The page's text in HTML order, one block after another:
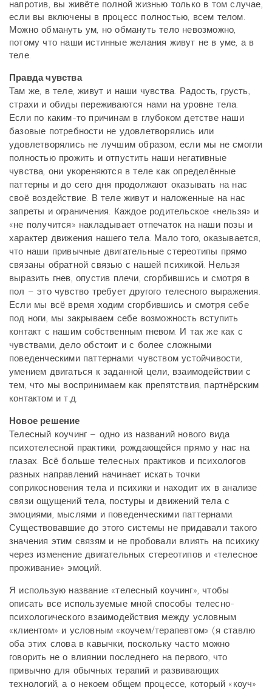
напротив, вы живёте полной жизнью только в том случае,
если вы включены в процесс полностью, всем телом.
Можно обмануть ум, но обмануть тело невозможно,
потому что наши истинные желания живут не в уме, а в
теле.
Правда чувства
Там же, в теле, живут и наши чувства. Радость, грусть,
страхи и обиды переживаются нами на уровне тела.
Если по каким-то причинам в глубоком детстве наши
базовые потребности не удовлетворялись или
удовлетворялись не лучшим образом, если мы не смогли
полностью прожить и отпустить наши негативные
чувства, они укореняются в теле как определённые
паттерны и до сего дня продолжают оказывать на нас
своё воздействие. В теле живут и наложенные на нас
запреты и ограничения. Каждое родительское «нельзя» и
«не получится» накладывает отпечаток на наши позы и
характер движения нашего тела. Мало того, оказывается,
что наши привычные двигательные стереотипы прямо
связаны обратной связью с нашей психикой. Нельзя
выразить гнев, опустив плечи, сгорбившись и смотря в
пол – это чувство требует другого телесного выражения.
Если мы всё время ходим сгорбившись и смотря себе
под ноги, мы закрываем себе возможность вступить
контакт с нашим собственным гневом. И так же как с
чувствами, дело обстоит и с более сложными
поведенческими паттернами: чувством устойчивости,
умением двигаться к заданной цели, взаимодействии с
тем, что мы воспринимаем как препятствия, партнёрским
контактом и т.д.
Новое решение
Телесный коучинг – одно из названий нового вида
психотелесной практики, рождающейся прямо у нас на
глазах. Всё больше телесных практиков и психологов
разных направлений начинает искать точки
соприкосновения тела и психики и находит их в анализе
связи ощущений тела, постуры и движений тела с
эмоциями, мыслями и поведенческими паттернами.
Существовавшие до этого системы не придавали такого
значения этим связям и не пробовали влиять на психику
через изменение двигательных стереотипов и «телесное
проживание» эмоций.
Я использую название «телесный коучинг», чтобы
описать все используемые мной способы телесно-
психологического взаимодействия между условным
«клиентом» и условным «коучем/терапевтом» (я ставлю
оба этих слова в кавычки, поскольку часто можно
говорить не о влиянии последнего на первого, что
привычно для обычных терапий и развивающих
технологий, а о некоем общем процессе, который «коуч»